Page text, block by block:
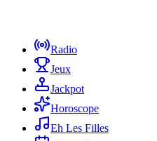
Radio
Jeux
Jackpot
Horoscope
Eh Les Filles